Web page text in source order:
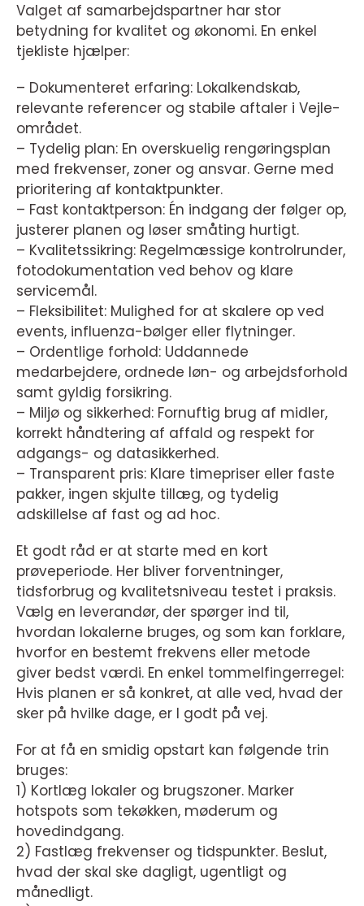
Valget af samarbejdspartner har stor
betydning for kvalitet og økonomi. En enkel
tjekliste hjælper:
– Dokumenteret erfaring: Lokalkendskab,
relevante referencer og stabile aftaler i Vejle-
området.
– Tydelig plan: En overskuelig rengøringsplan
med frekvenser, zoner og ansvar. Gerne med
prioritering af kontaktpunkter.
– Fast kontaktperson: Én indgang der følger op,
justerer planen og løser småting hurtigt.
– Kvalitetssikring: Regelmæssige kontrolrunder,
fotodokumentation ved behov og klare
servicemål.
– Fleksibilitet: Mulighed for at skalere op ved
events, influenza-bølger eller flytninger.
– Ordentlige forhold: Uddannede
medarbejdere, ordnede løn- og arbejdsforhold
samt gyldig forsikring.
– Miljø og sikkerhed: Fornuftig brug af midler,
korrekt håndtering af affald og respekt for
adgangs- og datasikkerhed.
– Transparent pris: Klare timepriser eller faste
pakker, ingen skjulte tillæg, og tydelig
adskillelse af fast og ad hoc.
Et godt råd er at starte med en kort
prøveperiode. Her bliver forventninger,
tidsforbrug og kvalitetsniveau testet i praksis.
Vælg en leverandør, der spørger ind til,
hvordan lokalerne bruges, og som kan forklare,
hvorfor en bestemt frekvens eller metode
giver bedst værdi. En enkel tommelfingerregel:
Hvis planen er så konkret, at alle ved, hvad der
sker på hvilke dage, er I godt på vej.
For at få en smidig opstart kan følgende trin
bruges:
1) Kortlæg lokaler og brugszoner. Marker
hotspots som tekøkken, møderum og
hovedindgang.
2) Fastlæg frekvenser og tidspunkter. Beslut,
hvad der skal ske dagligt, ugentligt og
månedligt.